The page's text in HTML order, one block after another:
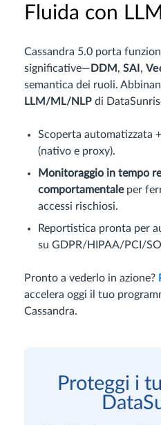
Fluida con
Cassandra 5.0 porta
significative— DDM , SAI ,
semantica dei ruoli.
LLM/ML/NLP di
Scoperta automatizzata +
(nativo e proxy).
Monitoraggio in tempo
comportamentaleper
accessi rischiosi.
Reportistica pronta per
su GDPR/HIPAA/PCI/
Pronto a vederlo in azione?
accelera oggi il tuo
Cassandra.
Proteggi i